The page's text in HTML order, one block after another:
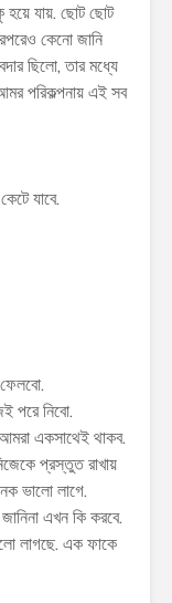
যায়. ছোট ছোট
কেনো জানি
ছিলো, তার মধ্যে
পরিকল্পনায় এই সব
যাবে.
পরে নিবো.
একসাথেই থাকব.
প্রস্তুত রাখায়
ভালো লাগে.
এখন কি করবে.
লাগছে. এক ফাকে